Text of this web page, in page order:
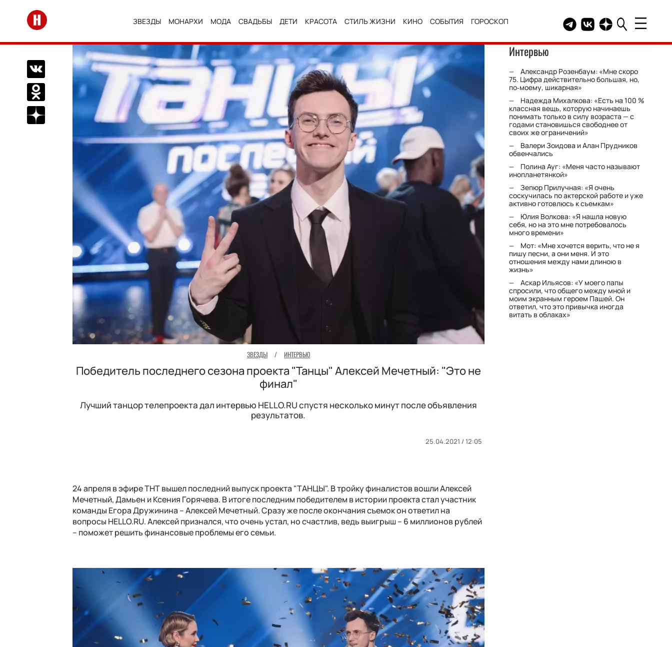
Перейти на главную
ЗВЕЗДЫ МОНАРХИ МОДА СВАДЬБЫ ДЕТИ КРАСОТА СТИЛЬ ЖИЗНИ КИНО СОБЫТИЯ ГОРОСКОП Telegram канал HELLO
Группа HELLO
Канал HELLO в
Поделиться Вконтакте
Поделиться в Одноклассниках
Подписаться на нас в Дзен
ЗВЕЗДЫ / ИНТЕРВЬЮ
Победитель последнего сезона проекта "Танцы" Алексей Мечетный: "Это не
финал"
Лучший танцор телепроекта дал интервью HELLO.RU спустя несколько минут после объявления
результатов.
25.04.2021 / 12:05
24 апреля в эфире ТНТ вышел последний выпуск проекта "ТАНЦЫ". В тройку финалистов вошли Алексей
Мечетный, Дамьен и Ксения Горячева. В итоге последним победителем в истории проекта стал участник
команды Егора Дружинина – Алексей Мечетный. Сразу же после окончания съемок он ответил на
вопросы HELLO.RU. Алексей признался, что очень устал, но счастлив, ведь выигрыш – 6 миллионов рублей
– поможет решить финансовые проблемы его семьи.
Интервью
Александр Розенбаум: «Мне скоро
75. Цифра действительно большая, но,
по‑моему, шикарная»
Надежда Михалкова: «Есть на 100 %
классная вещь, которую начинаешь
понимать только в силу возраста — с
годами становишься свободнее от
своих же ограничений»
Валери Зоидова и Алан Прудников
обвенчались
Полина Ауг: «Меня часто называют
инопланетянкой»
Зепюр Прилучная: «Я очень
соскучилась по актерской работе и уже
активно готовлюсь к съемкам»
Юлия Волкова: «Я нашла новую
себя, но на это мне потребовалось
много времени»
Мот: «Мне хочется верить, что не я
пишу песни, а они меня. И это
отношения между нами длиною в
жизнь»
Аскар Ильясов: «У моего папы
спросили, что общего между мной и
моим экранным героем Пашей. Он
ответил, что это привычка иногда
витать в облаках»